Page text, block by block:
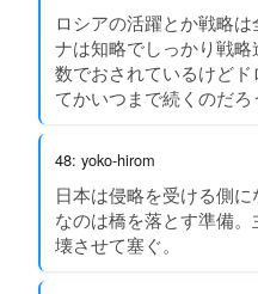
ロシアの活躍とか戦略
ナは知略でしっかり戦
数でおされているけどド
てかいつまで続くのだろ
48: yoko-hirom
日本は侵略を受ける側に
なのは橋を落とす準備
壊させて塞ぐ。